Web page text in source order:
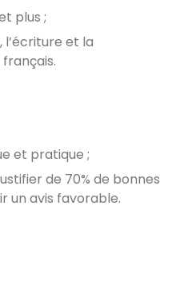
plus ;
et la
et pratique ;
de 70% de bonnes
un avis favorable.